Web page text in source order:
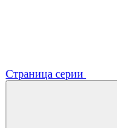
Страница серии